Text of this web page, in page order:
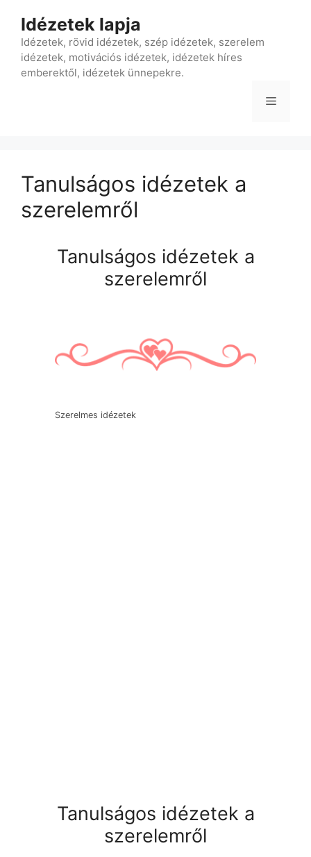
tartalomba
Idézetek lapja
Idézetek, rövid idézetek, szép idézetek, szerelem
idézetek, motivációs idézetek, idézetek híres
emberektől, idézetek ünnepekre.
Menü
Tanulságos idézetek a
szerelemről
Tanulságos idézetek a
szerelemről
Szerelmes idézetek
Tanulságos idézetek a
szerelemről